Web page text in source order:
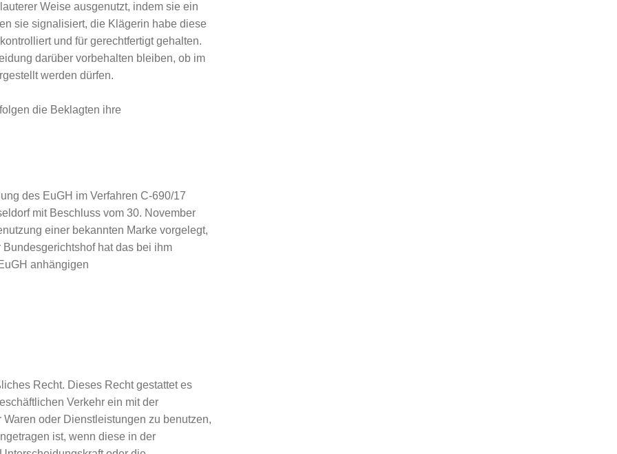
Weise ausgenutzt, indem sie ein
sie signalisiert, die Klägerin habe diese
und für gerechtfertigt gehalten.
darüber vorbehalten bleiben, ob im
werden dürfen.
die Beklagten ihre
des EuGH im Verfahren C-690/17
mit Beschluss vom 30. November
einer bekannten Marke vorgelegt,
hat das bei ihm
anhängigen
Recht. Dieses Recht gestattet es
Verkehr ein mit der
oder Dienstleistungen zu benutzen,
ist, wenn diese in der